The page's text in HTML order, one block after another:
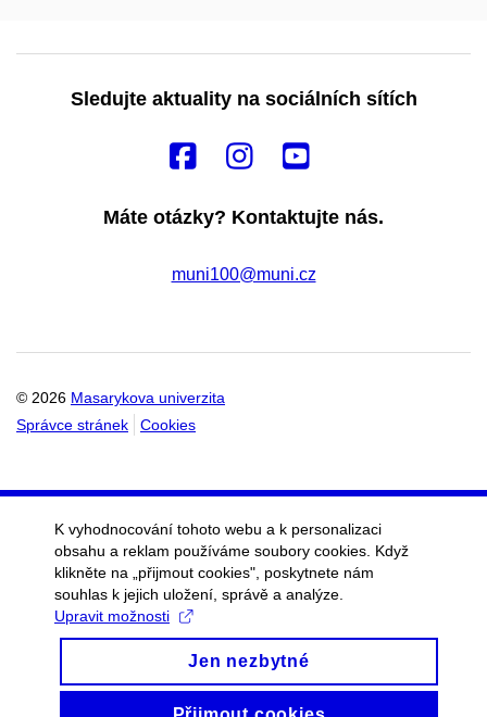
Sledujte aktuality na sociálních sítích
Máte otázky? Kontaktujte nás.
muni100@muni.cz
© 2026 Masarykova univerzita
Správce stránek
Cookies
K vyhodnocování tohoto webu a k personalizaci
obsahu a reklam používáme soubory cookies. Když
klikněte na „přijmout cookies", poskytnete nám
souhlas k jejich uložení, správě a analýze.
Upravit možnosti
Jen nezbytné